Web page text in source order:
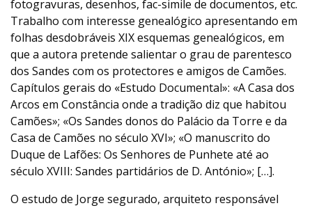
fotogravuras, desenhos, fac-simile de documentos, etc.
Trabalho com interesse genealógico apresentando em
folhas desdobráveis XIX esquemas genealógicos, em
que a autora pretende salientar o grau de parentesco
dos Sandes com os protectores e amigos de Camões.
Capítulos gerais do «Estudo Documental»: «A Casa dos
Arcos em Constância onde a tradição diz que habitou
Camões»; «Os Sandes donos do Palácio da Torre e da
Casa de Camões no século XVI»; «O manuscrito do
Duque de Lafões: Os Senhores de Punhete até ao
século XVIII: Sandes partidários de D. António»; […].
O estudo de Jorge segurado, arquiteto responsável